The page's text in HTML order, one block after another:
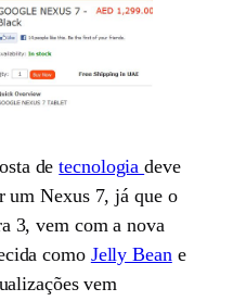
detecnologiadeve
um Nexus 7, já que o
3, vem com a nova
como Jelly Beane
vem